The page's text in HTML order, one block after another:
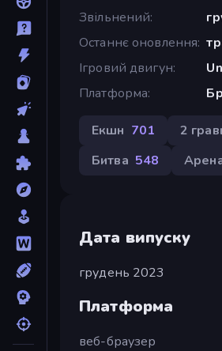
Звільнений
Останнє оновлення
Ігровий двигун
Платформа
Екшн 701 2
Битва 548
Дата випуску
грудень 2023
Платформа
веб-браузер